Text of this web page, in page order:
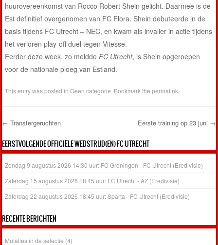
huurovereenkomst van Rocco Robert Shein gelicht. Daarmee is de
Est definitief overgenomen van FC Flora. Shein debuteerde in de
basis tijdens FC Utrecht – NEC, en kwam als invaller in actie tijdens
het verloren play-off duel tegen Vitesse.
Eerder deze week, zo melddeFC Utrecht, is Shein opgeroepen
voor de nationale ploeg van Estland.
This entry was posted inGeen categorie . Bookmark thepermalink
Post navigation
← Transfergeruchten Eerste training op 23 juni →
EERSTVOLGENDE OFFICIËLE WEDSTRIJD(EN) FC UTRECHT
Zondag 9 augustus 2026 14:30 uur: FC Groningen - FC Utrecht (Eredivisie)
Zaterdag 15 augustus 2026 18:45 uur: FC Utrecht - AZ (Eredivisie)
Zaterdag 22 augustus 2026 18:45 uur: Sparta - FC Utrecht (Eredivisie)
RECENTE BERICHTEN
Mutaties in de selectie (4)